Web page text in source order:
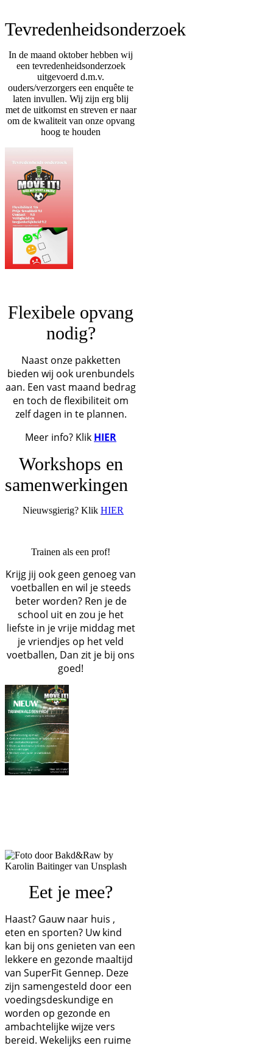
Tevredenheidsonderzoek
In de maand oktober hebben wij
een tevredenheidsonderzoek
uitgevoerd d.m.v.
ouders/verzorgers een enquête te
laten invullen. Wij zijn erg blij
met de uitkomst en streven er naar
om de kwaliteit van onze opvang
hoog te houden
Flexibele opvang
nodig?
Naast onze pakketten
bieden wij ook urenbundels
aan. Een vast maand bedrag
en toch de flexibiliteit om
zelf dagen in te plannen.
Meer info? Klik HIER
Workshops en
samenwerkingen
Nieuwsgierig? Klik HIER
Trainen als een prof!
Krijg jij ook geen genoeg van
voetballen en wil je steeds
beter worden? Ren je de
school uit en zou je het
liefste in je vrije middag met
je vriendjes op het veld
voetballen, Dan zit je bij ons
goed!
Eet je mee?
Haast? Gauw naar huis ,
eten en sporten? Uw kind
kan bij ons genieten van een
lekkere en gezonde maaltijd
van SuperFit Gennep. Deze
zijn samengesteld door een
voedingsdeskundige en
worden op gezonde en
ambachtelijke wijze vers
bereid. Wekelijks een ruime